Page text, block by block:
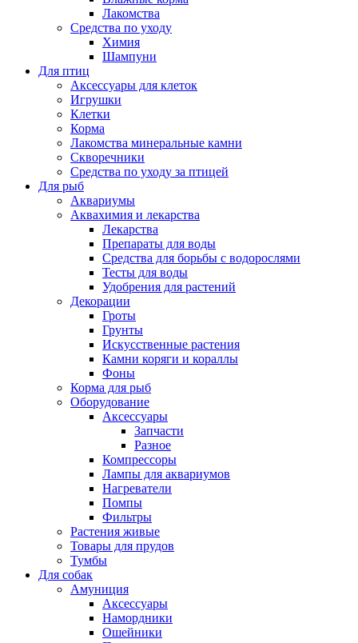
Лакомства
Средства по уходу
Химия
Шампуни
Для птиц
Аксессуары для клеток
Игрушки
Клетки
Корма
Лакомства минеральные камни
Скворечники
Средства по уходу за птицей
Для рыб
Аквариумы
Аквахимия и лекарства
Лекарства
Препараты для воды
Средства для борьбы с водорослями
Тесты для воды
Удобрения для растений
Декорации
Гроты
Грунты
Искусственные растения
Камни коряги и кораллы
Фоны
Корма для рыб
Оборудование
Аксессуары
Запчасти
Разное
Компрессоры
Лампы для аквариумов
Нагреватели
Помпы
Фильтры
Растения живые
Товары для прудов
Тумбы
Для собак
Амуниция
Аксессуары
Намордники
Ошейники